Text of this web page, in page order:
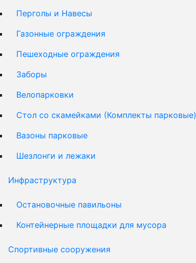
Перголы и Навесы
Газонные ограждения
Пешеходные ограждения
Заборы
Велопарковки
Стол со скамейками (Комплекты парковые)
Вазоны парковые
Шезлонги и лежаки
Инфраструктура
Остановочные павильоны
Контейнерные площадки для мусора
Спортивные сооружения